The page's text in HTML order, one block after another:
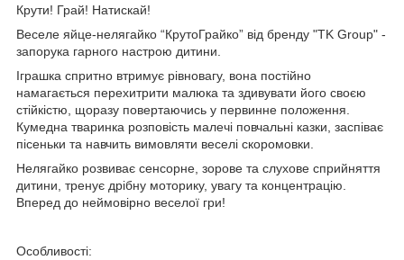
Крути! Грай! Натискай!
Веселе яйце-нелягайко “КрутоГрайко” від бренду "TK Group" -
запорука гарного настрою дитини.
Іграшка спритно втримує рівновагу, вона постійно
намагається перехитрити малюка та здивувати його своєю
стійкістю, щоразу повертаючись у первинне положення.
Кумедна тваринка розповість малечі повчальні казки, заспіває
пісеньки та навчить вимовляти веселі скоромовки.
Нелягайко розвиває сенсорне, зорове та слухове сприйняття
дитини, тренує дрібну моторику, увагу та концентрацію.
Вперед до неймовірно веселої гри!
Особливості: